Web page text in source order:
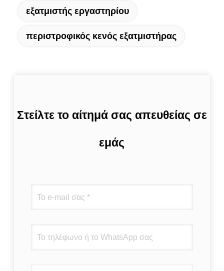
εξατμιστής εργαστηρίου
περιστροφικός κενός εξατμιστήρας
Στείλτε το αίτημά σας απευθείας σε
εμάς